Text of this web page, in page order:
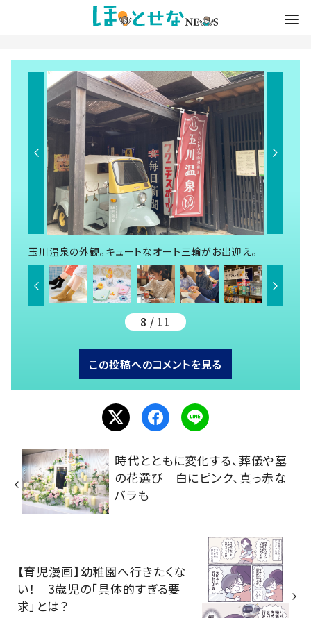
玉川温泉の外観。キュートなオート三輪がお出迎え。
8 / 11
この投稿へのコメントを見る
時代とともに変化する、葬儀や墓
の花選び 白にピンク、真っ赤な
バラも
【育児漫画】幼稚園へ行きたくな
い！ 3歳児の「具体的すぎる要
求」とは？